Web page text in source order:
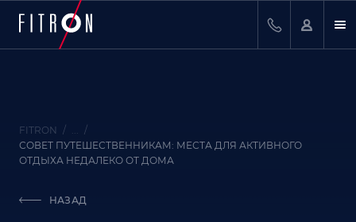
FITRON
...
СОВЕТ ПУТЕШЕСТВЕННИКАМ: МЕСТА ДЛЯ АКТИВНОГО
ОТДЫХА НЕДАЛЕКО ОТ ДОМА
НАЗАД